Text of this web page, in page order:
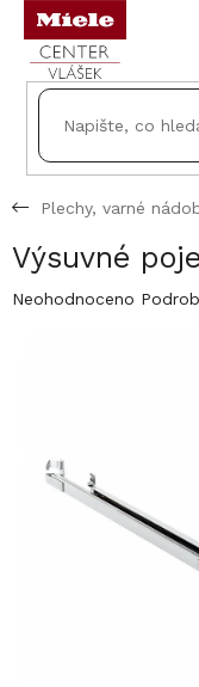
Přejít
obsah
Plechy, varné
Výsuvné
Průměrné
hvězdiček.
Neohodnoceno